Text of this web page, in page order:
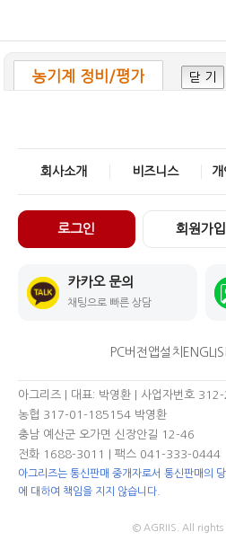
농기계 정비/평가 닫 기
회사소개 비즈니스 개
로그인 회원가입
카카오 문의
채팅으로 빠른 상담
PC버전 앱설치
아그리즈 | 대표: 박영환 | 사업자번호
농협 317-01-185154 박영환
충남 예산군 오가면 신장안길 12-46
전화 1688-3011
| 팩스 041-333-0444
아그리즈는 통신판매 중개자로서 통신판매의
에 대하여 책임을 지지 않습니다.
© AGRIIS. All rights